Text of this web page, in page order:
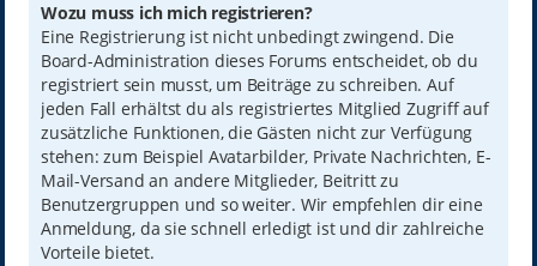
Wozu muss ich mich registrieren?
Eine Registrierung ist nicht unbedingt zwingend. Die
Board-Administration dieses Forums entscheidet, ob du
registriert sein musst, um Beiträge zu schreiben. Auf
jeden Fall erhältst du als registriertes Mitglied Zugriff auf
zusätzliche Funktionen, die Gästen nicht zur Verfügung
stehen: zum Beispiel Avatarbilder, Private Nachrichten, E-
Mail-Versand an andere Mitglieder, Beitritt zu
Benutzergruppen und so weiter. Wir empfehlen dir eine
Anmeldung, da sie schnell erledigt ist und dir zahlreiche
Vorteile bietet.